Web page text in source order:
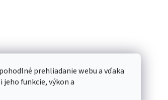
prehliadanie webu a vďaka
funkcie, výkon a